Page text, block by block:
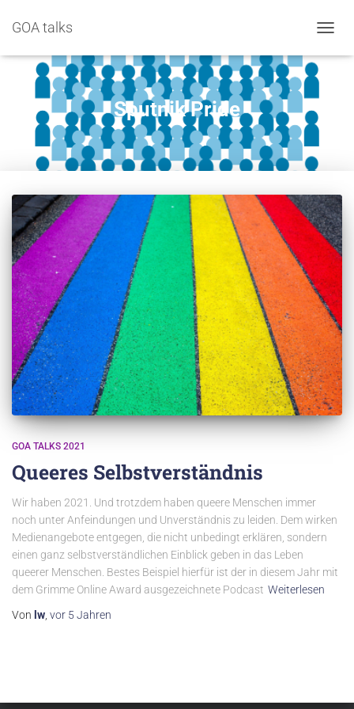
GOA talks
Sputnik Pride
GOA TALKS 2021
Queeres Selbstverständnis
Wir haben 2021. Und trotzdem haben queere Menschen immer
noch unter Anfeindungen und Unverständnis zu leiden. Dem wirken
Medienangebote entgegen, die nicht unbedingt erklären, sondern
einen ganz selbstverständlichen Einblick geben in das Leben
queerer Menschen. Bestes Beispiel hierfür ist der in diesem Jahr mit
dem Grimme Online Award ausgezeichnete Podcast Weiterlesen
Von lw vor 5 Jahren